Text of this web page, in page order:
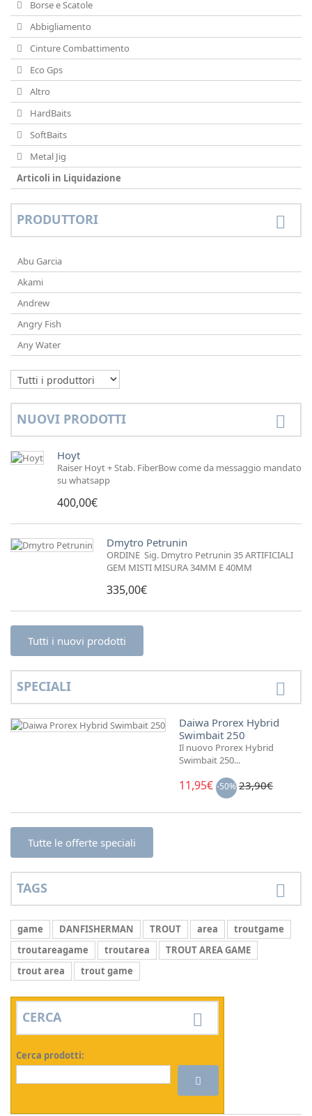
Borse e Scatole
Abbigliamento
Cinture Combattimento
Eco Gps
Altro
HardBaits
SoftBaits
Metal Jig
Articoli in Liquidazione
PRODUTTORI
Abu Garcia
Akami
Andrew
Angry Fish
Any Water
NUOVI PRODOTTI
Hoyt
Raiser Hoyt + Stab. FiberBow come da messaggio mandato
su whatsapp
400,00€
Dmytro Petrunin
ORDINE Sig. Dmytro Petrunin 35 ARTIFICIALI
GEM MISTI MISURA 34MM E 40MM
335,00€
Tutti i nuovi prodotti
SPECIALI
Daiwa Prorex Hybrid
Swimbait 250
Il nuovo Prorex Hybrid
Swimbait 250...
11,95€ -50% 23,90€
Tutte le offerte speciali
TAGS
game DANFISHERMAN TROUT area
troutgame
troutareagame
troutarea
TROUT AREA GAME
trout area
trout game
CERCA
Cerca prodotti: